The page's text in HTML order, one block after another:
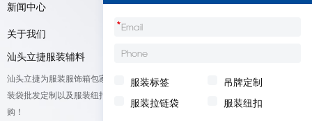
新闻中心
关于我们
汕头立捷服装辅料
汕头立捷为服装服饰箱包家纺鞋帽标签等产品厂家提供标签定制、吊牌定做、包
装袋批发定制以及服装纽扣低价批量出售；我们承接来自全球的订单，欢迎采
购！
*
服装标签 吊牌定制
服装拉链袋 服装纽扣